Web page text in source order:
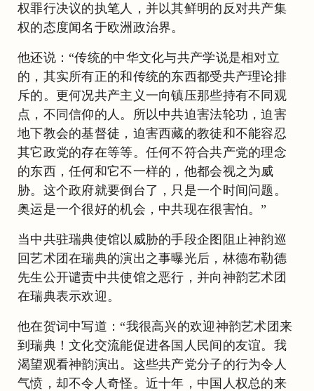
权罪行决议的执笔人，并以其鲜明的反对共产集
权的态度闻名于欧洲政治界。
他还说：“传统的中华文化与共产学说是相对立
的，其实所有正的和传统的东西都受共产理论排
斥的。更何况共产主义一向镇压那些持有不同观
点，不同信仰的人。所以中共迫害法轮功，迫害
地下教会的基督徒，迫害西藏的教徒和不能容忍
其它政党的存在等等。任何不符合共产党的理念
的东西，任何和它不一样的，他都会视之为威
胁。这个政府就要倒台了，只是一个时间问题。
奥运是一个很好的机会，中共现在很害怕。”
当中共驻瑞典使馆以威胁的手段企图阻止神韵巡
回艺术团在瑞典的演出之事曝光后，林德布勒德
先生公开谴责中共使馆之恶行，并向神韵艺术团
在瑞典表示欢迎。
他在贺词中写道：“我很高兴的欢迎神韵艺术团来
到瑞典！文化交流能促进各国人民间的友谊。我
渴望观看神韵演出。这些共产党分子的行为令人
气愤，却不令人奇怪。近十年，中国人权总的来